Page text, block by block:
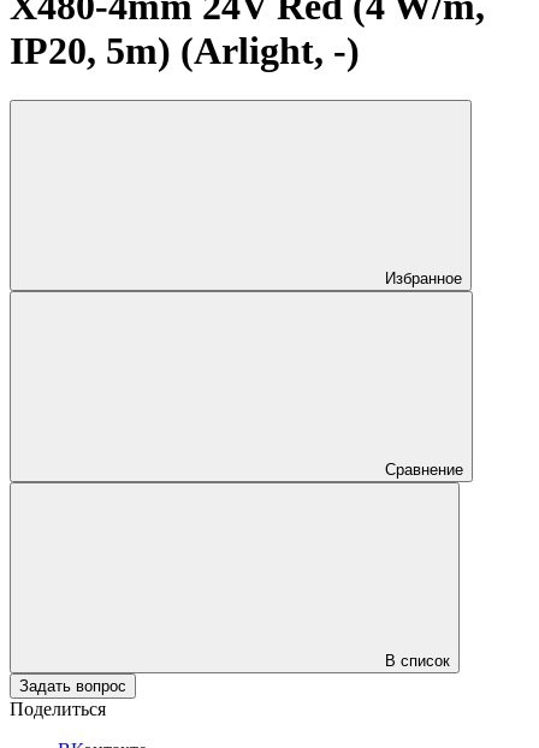
IP20, 5m) (Arlight, -)
Избранное
Сравнение
В список
Задать вопрос
Поделиться